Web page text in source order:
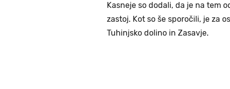
Kasneje so dodali, da je na tem
zastoj. Kot so še sporočili, je za
Tuhinjsko dolino in Zasavje.